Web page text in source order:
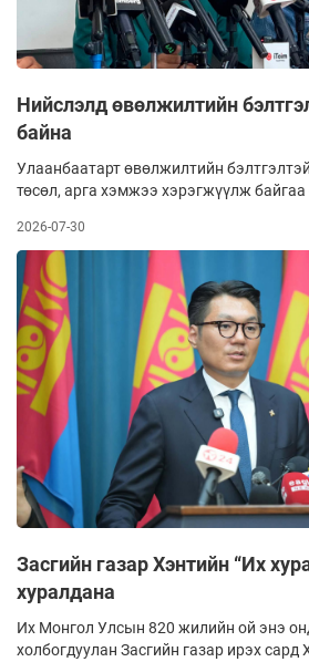
Нийслэлд өвөлжилтийн
байна
Улаанбаатарт өвөлжилтийн
төсөл, арга хэмжээ хэрэгжүүлж байгаа
барих талбайн үнс чөлөөлөлт 20,
цахилгаан станцын III ээлжийн ажил
хотын 17 байршил дахь 18.9 км
өргөтгөл, шинэчлэл 62.5, 3053
дамжуулах агаарын шугамын засвар
байршил дахь авто замын борооны ус
угсралт 72, үерийн ус зайлуулах далан
хувьтай байна.
2026-07-30
Засгийн газар Хэнтийн “Их
хуралдана
Их Монгол Улсын 820 жилийн ой энэ
холбогдуулан Засгийн газар ирэх сард